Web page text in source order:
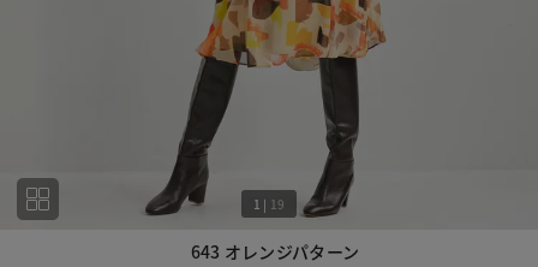
643 オレンジパターン
1 | 19